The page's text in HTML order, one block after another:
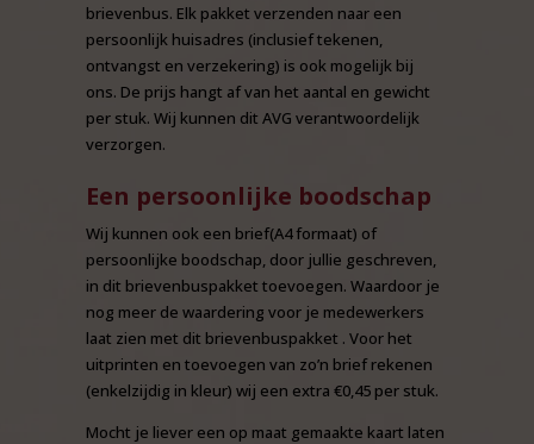
brievenbus. Elk pakket verzenden naar een
persoonlijk huisadres (inclusief tekenen,
ontvangst en verzekering) is ook mogelijk bij
ons. De prijs hangt af van het aantal en gewicht
per stuk. Wij kunnen dit AVG verantwoordelijk
verzorgen.
Een persoonlijke boodschap
Wij kunnen ook een brief(A4 formaat) of
persoonlijke boodschap, door jullie geschreven,
in dit brievenbuspakket toevoegen. Waardoor je
nog meer de waardering voor je medewerkers
laat zien met dit brievenbuspakket . Voor het
uitprinten en toevoegen van zo’n brief rekenen
(enkelzijdig in kleur) wij een extra €0,45 per stuk.
Mocht je liever een op maat gemaakte kaart laten